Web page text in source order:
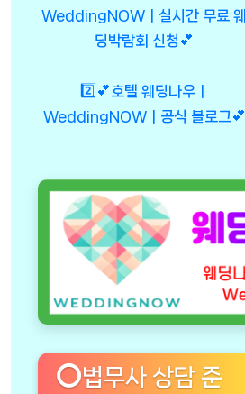
WeddingNOWㅣ실시간 무료 웨
딩박람회 신청💕
2️⃣💕호텔 웨딩나우ㅣ
WeddingNOWㅣ공식 블로그💕
⭕법무사 상담 준